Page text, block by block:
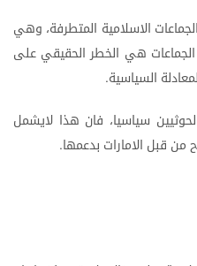
الاسلامية المتطرفة، وهي
الجماعات هي الخطر الحقيقي على
السياسية.
سياسيا، فان هذا لايشمل
من قبل الامارات بدعمها.